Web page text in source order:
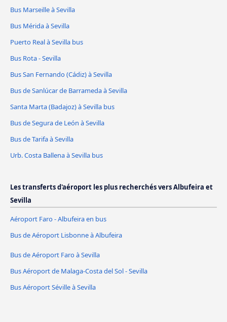
Bus Marseille à Sevilla
Bus Mérida à Sevilla
Puerto Real à Sevilla bus
Bus Rota - Sevilla
Bus San Fernando (Cádiz) à Sevilla
Bus de Sanlúcar de Barrameda à Sevilla
Santa Marta (Badajoz) à Sevilla bus
Bus de Segura de León à Sevilla
Bus de Tarifa à Sevilla
Urb. Costa Ballena à Sevilla bus
Les transferts d'aéroport les plus recherchés vers Albufeira et
Sevilla
Aéroport Faro - Albufeira en bus
Bus de Aéroport Lisbonne à Albufeira
Bus de Aéroport Faro à Sevilla
Bus Aéroport de Malaga-Costa del Sol - Sevilla
Bus Aéroport Séville à Sevilla